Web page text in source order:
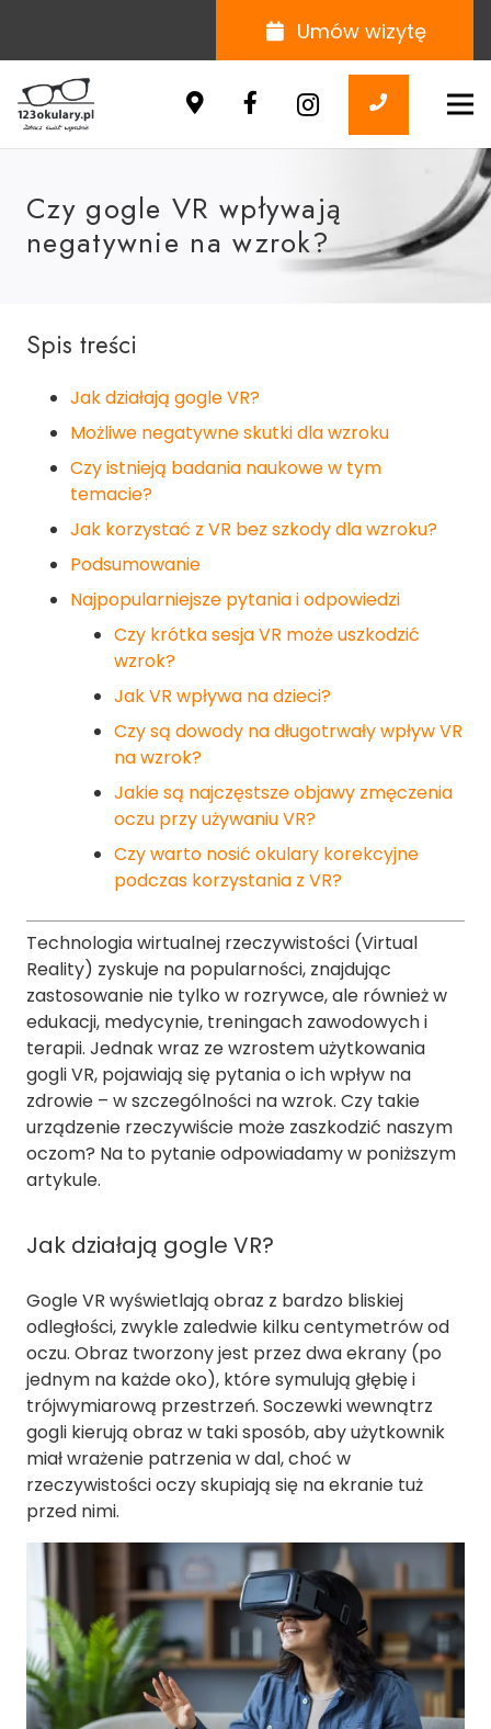
Umów wizytę
Czy gogle VR wpływają
negatywnie na wzrok?
Spis treści
Jak działają gogle VR?
Możliwe negatywne skutki dla wzroku
Czy istnieją badania naukowe w tym
temacie?
Jak korzystać z VR bez szkody dla wzroku?
Podsumowanie
Najpopularniejsze pytania i odpowiedzi
Czy krótka sesja VR może uszkodzić
wzrok?
Jak VR wpływa na dzieci?
Czy są dowody na długotrwały wpływ VR
na wzrok?
Jakie są najczęstsze objawy zmęczenia
oczu przy używaniu VR?
Czy warto nosić okulary korekcyjne
podczas korzystania z VR?
Technologia wirtualnej rzeczywistości (Virtual
Reality) zyskuje na popularności, znajdując
zastosowanie nie tylko w rozrywce, ale również w
edukacji, medycynie, treningach zawodowych i
terapii. Jednak wraz ze wzrostem użytkowania
gogli VR, pojawiają się pytania o ich wpływ na
zdrowie – w szczególności na wzrok. Czy takie
urządzenie rzeczywiście może zaszkodzić naszym
oczom? Na to pytanie odpowiadamy w poniższym
artykule.
Jak działają gogle VR?
Gogle VR wyświetlają obraz z bardzo bliskiej
odległości, zwykle zaledwie kilku centymetrów od
oczu. Obraz tworzony jest przez dwa ekrany (po
jednym na każde oko), które symulują głębię i
trójwymiarową przestrzeń. Soczewki wewnątrz
gogli kierują obraz w taki sposób, aby użytkownik
miał wrażenie patrzenia w dal, choć w
rzeczywistości oczy skupiają się na ekranie tuż
przed nimi.